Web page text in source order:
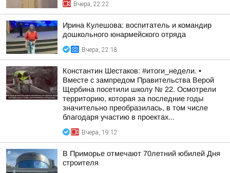
Вчера, 22:22
Ирина Кулешова: воспитатель и командир
дошкольного юнармейского отряда
Вчера, 22:18
Константин Шестаков: #итоги_недели. •
Вместе с зампредом Правительства Верой
Щербина посетили школу № 22. Осмотрели
территорию, которая за последние годы
значительно преобразилась, в том числе
благодаря участию в проектах...
Вчера, 19:12
В Приморье отмечают 70летний юбилей Дня
строителя